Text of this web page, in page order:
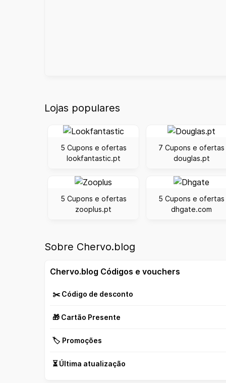
Lojas populares
5 Cupons e ofertas
lookfantastic.pt
7 Cupons e ofertas
douglas.pt
5 Cupons e ofertas
zooplus.pt
5 Cupons e ofertas
dhgate.com
Sobre Chervo.blog
Chervo.blog Códigos e vouchers
✂️ Código de desconto
🎁 Cartão Presente
🏷️ Promoções
⏳ Última atualização